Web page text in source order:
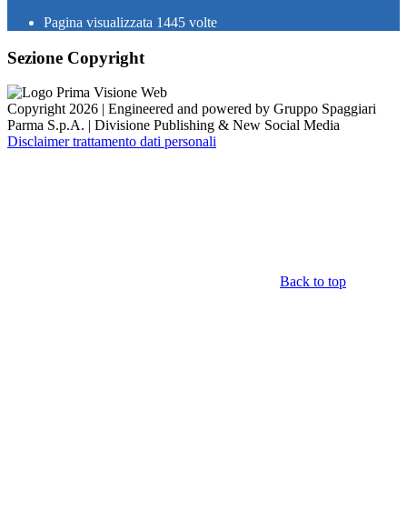
Pagina visualizzata 1445 volte
Sezione Copyright
Copyright 2026 | Engineered and powered by Gruppo Spaggiari
Parma S.p.A. | Divisione Publishing & New Social Media
Disclaimer trattamento dati personali
Back to top